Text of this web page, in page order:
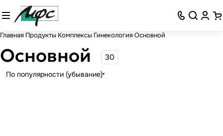
Главная Продукты Комплексы Гинекология Основной
Основной 30
По популярности (убывание)